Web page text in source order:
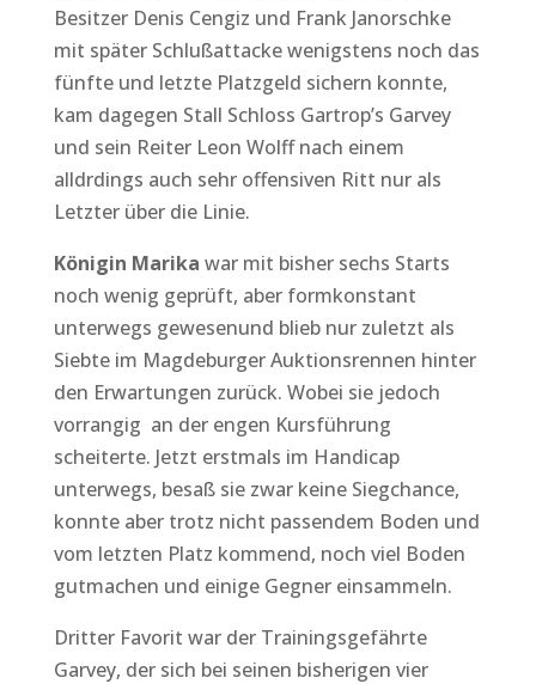
Besitzer Denis Cengiz und Frank Janorschke
mit später Schlußattacke wenigstens noch das
fünfte und letzte Platzgeld sichern konnte,
kam dagegen Stall Schloss Gartrop’s Garvey
und sein Reiter Leon Wolff nach einem
alldrdings auch sehr offensiven Ritt nur als
Letzter über die Linie.
Königin Marika war mit bisher sechs Starts
noch wenig geprüft, aber formkonstant
unterwegs gewesenund blieb nur zuletzt als
Siebte im Magdeburger Auktionsrennen hinter
den Erwartungen zurück. Wobei sie jedoch
vorrangig an der engen Kursführung
scheiterte. Jetzt erstmals im Handicap
unterwegs, besaß sie zwar keine Siegchance,
konnte aber trotz nicht passendem Boden und
vom letzten Platz kommend, noch viel Boden
gutmachen und einige Gegner einsammeln.
Dritter Favorit war der Trainingsgefährte
Garvey, der sich bei seinen bisherigen vier